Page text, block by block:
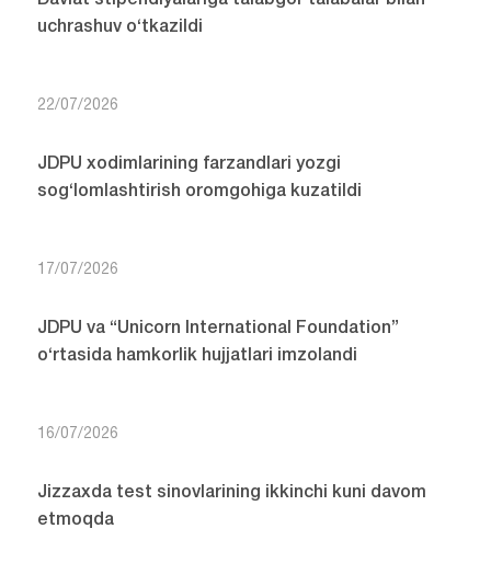
uchrashuv o‘tkazildi
22/07/2026
JDPU xodimlarining farzandlari yozgi
sog‘lomlashtirish oromgohiga kuzatildi
17/07/2026
JDPU va “Unicorn International Foundation”
o‘rtasida hamkorlik hujjatlari imzolandi
16/07/2026
Jizzaxda test sinovlarining ikkinchi kuni davom
etmoqda